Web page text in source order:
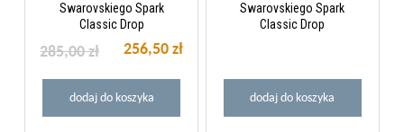
Swarovskiego Spark
Classic Drop
256,50 zł
285,00 zł
dodaj do koszyka
Swarovskiego Spark
Classic Drop
dodaj do koszyka